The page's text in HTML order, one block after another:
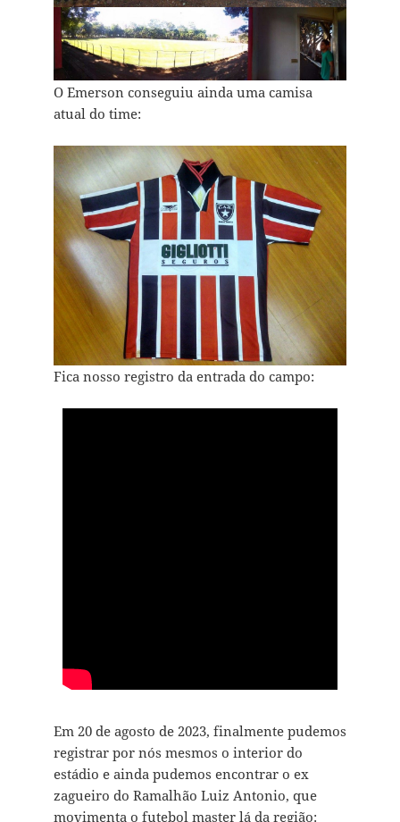
O Emerson conseguiu ainda uma camisa
atual do time:
Fica nosso registro da entrada do campo:
Em 20 de agosto de 2023, finalmente pudemos
registrar por nós mesmos o interior do
estádio e ainda pudemos encontrar o ex
zagueiro do Ramalhão Luiz Antonio, que
movimenta o futebol master lá da região: